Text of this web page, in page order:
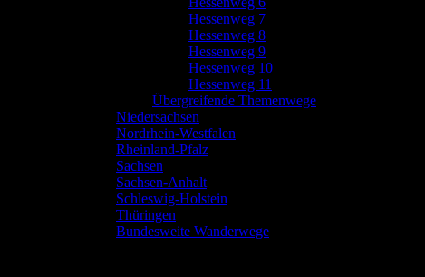
Hessenweg 7
Hessenweg 8
Hessenweg 9
Hessenweg 10
Hessenweg 11
Übergreifende Themenwege
Niedersachsen
Nordrhein-Westfalen
Rheinland-Pfalz
Sachsen
Sachsen-Anhalt
Schleswig-Holstein
Thüringen
Bundesweite Wanderwege